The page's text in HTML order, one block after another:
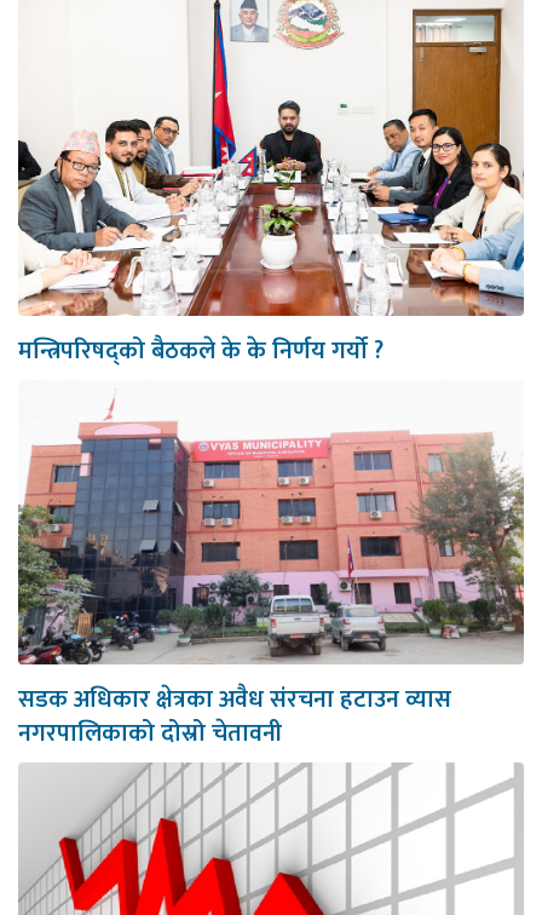
मन्त्रिपरिषद्को बैठकले के के निर्णय गर्यो ?
सडक अधिकार क्षेत्रका अवैध संरचना हटाउन व्यास
नगरपालिकाको दोस्रो चेतावनी